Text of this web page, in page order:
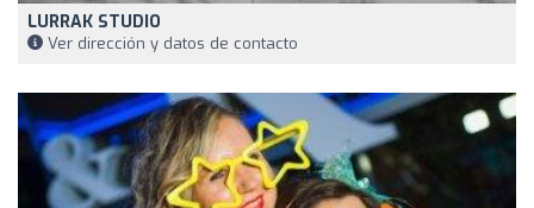
LURRAK STUDIO
Ver dirección y datos de contacto